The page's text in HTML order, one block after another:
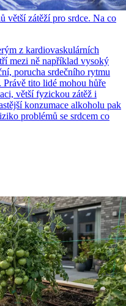
větší zátěží pro srdce. Na co
z kardiovaskulárních
mezi ně například vysoký
porucha srdečního rytmu
tito lidé mohou hůře
větší fyzickou zátěž i
konzumace alkoholu pak
problémů se srdcem co